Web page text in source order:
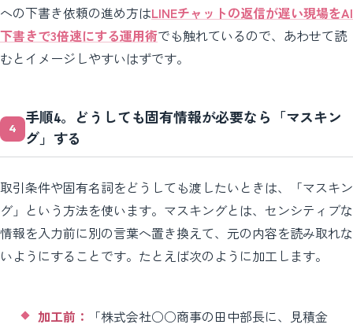
への下書き依頼の進め方はLINEチャットの返信が遅い現場をAI
下書きで3倍速にする運用術でも触れているので、あわせて読
むとイメージしやすいはずです。
手順4。どうしても固有情報が必要なら「マスキン
グ」する
取引条件や固有名詞をどうしても渡したいときは、「マスキン
グ」という方法を使います。マスキングとは、センシティブな
情報を入力前に別の言葉へ置き換えて、元の内容を読み取れな
いようにすることです。たとえば次のように加工します。
加工前：
「株式会社○○商事の田中部長に、見積金